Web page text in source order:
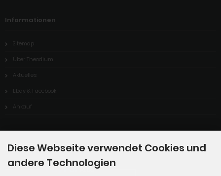
Informationen
Sitemap
Über Theodium
Aktuelles
Ebay & Facebook
Ankauf
Zahlungsmethoden
Diese Webseite verwendet Cookies und
andere Technologien